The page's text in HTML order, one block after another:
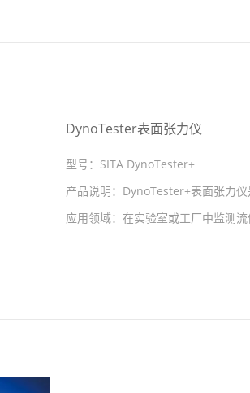
DynoTester表面张力仪
型号： SITA DynoTester+
产品说明： DynoTester+表面张力
应用领域：在实验室或工厂中监测